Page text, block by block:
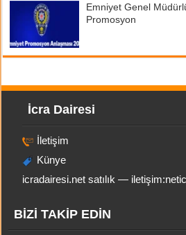
Emniyet Genel
Promosyon
İcra Dairesi
İletişim
Künye
icradairesi.net satılık — iletişim:
BİZİ TAKİP EDİN